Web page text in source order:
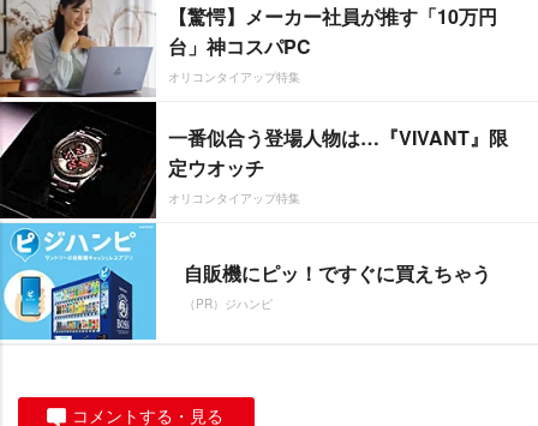
【驚愕】メーカー社員が推す「10万円
台」神コスパPC
オリコンタイアップ特集
一番似合う登場人物は…『VIVANT』限
定ウオッチ
オリコンタイアップ特集
自販機にピッ！ですぐに買えちゃう
（PR）ジハンピ
コメントする・見る